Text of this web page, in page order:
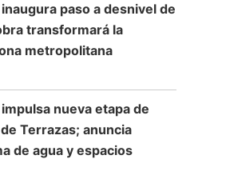
paso a desnivel de
transformará la
metropolitana
nueva etapa de
Terrazas; anuncia
de agua y espacios